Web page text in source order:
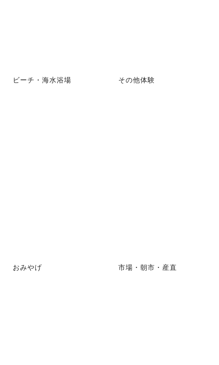
ビーチ・海水浴場 その他体験
おみやげ 市場・朝市・産直